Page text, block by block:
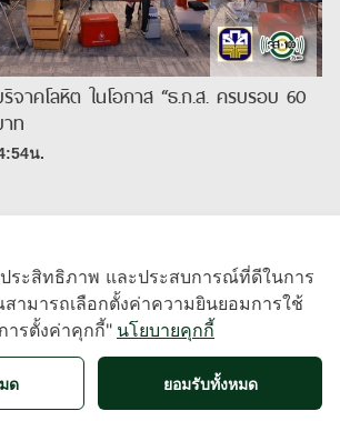
จาคโลหิต ในโอกาส “ธ.ก.ส. ครบรอบ 60
ท
น.
ประสิทธิภาพ และประสบการณ์ที่ดีในการ
ามารถเลือกตั้งค่าความยินยอมการใช้
ารตั้งค่าคุกกี้" นโยบายคุกกี้
ด ยอมรับทั้งหมด